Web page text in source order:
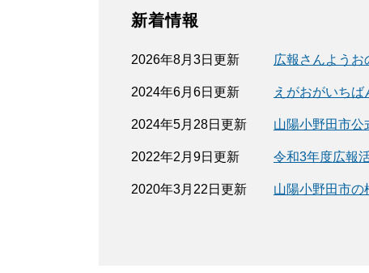
新着情報
2026年8月3日更新 広報さんよう
2024年6月6日更新 えがおがいちば
2024年5月28日更新 山陽小野田市公
2022年2月9日更新 令和3年度広報
2020年3月22日更新 山陽小野田市の